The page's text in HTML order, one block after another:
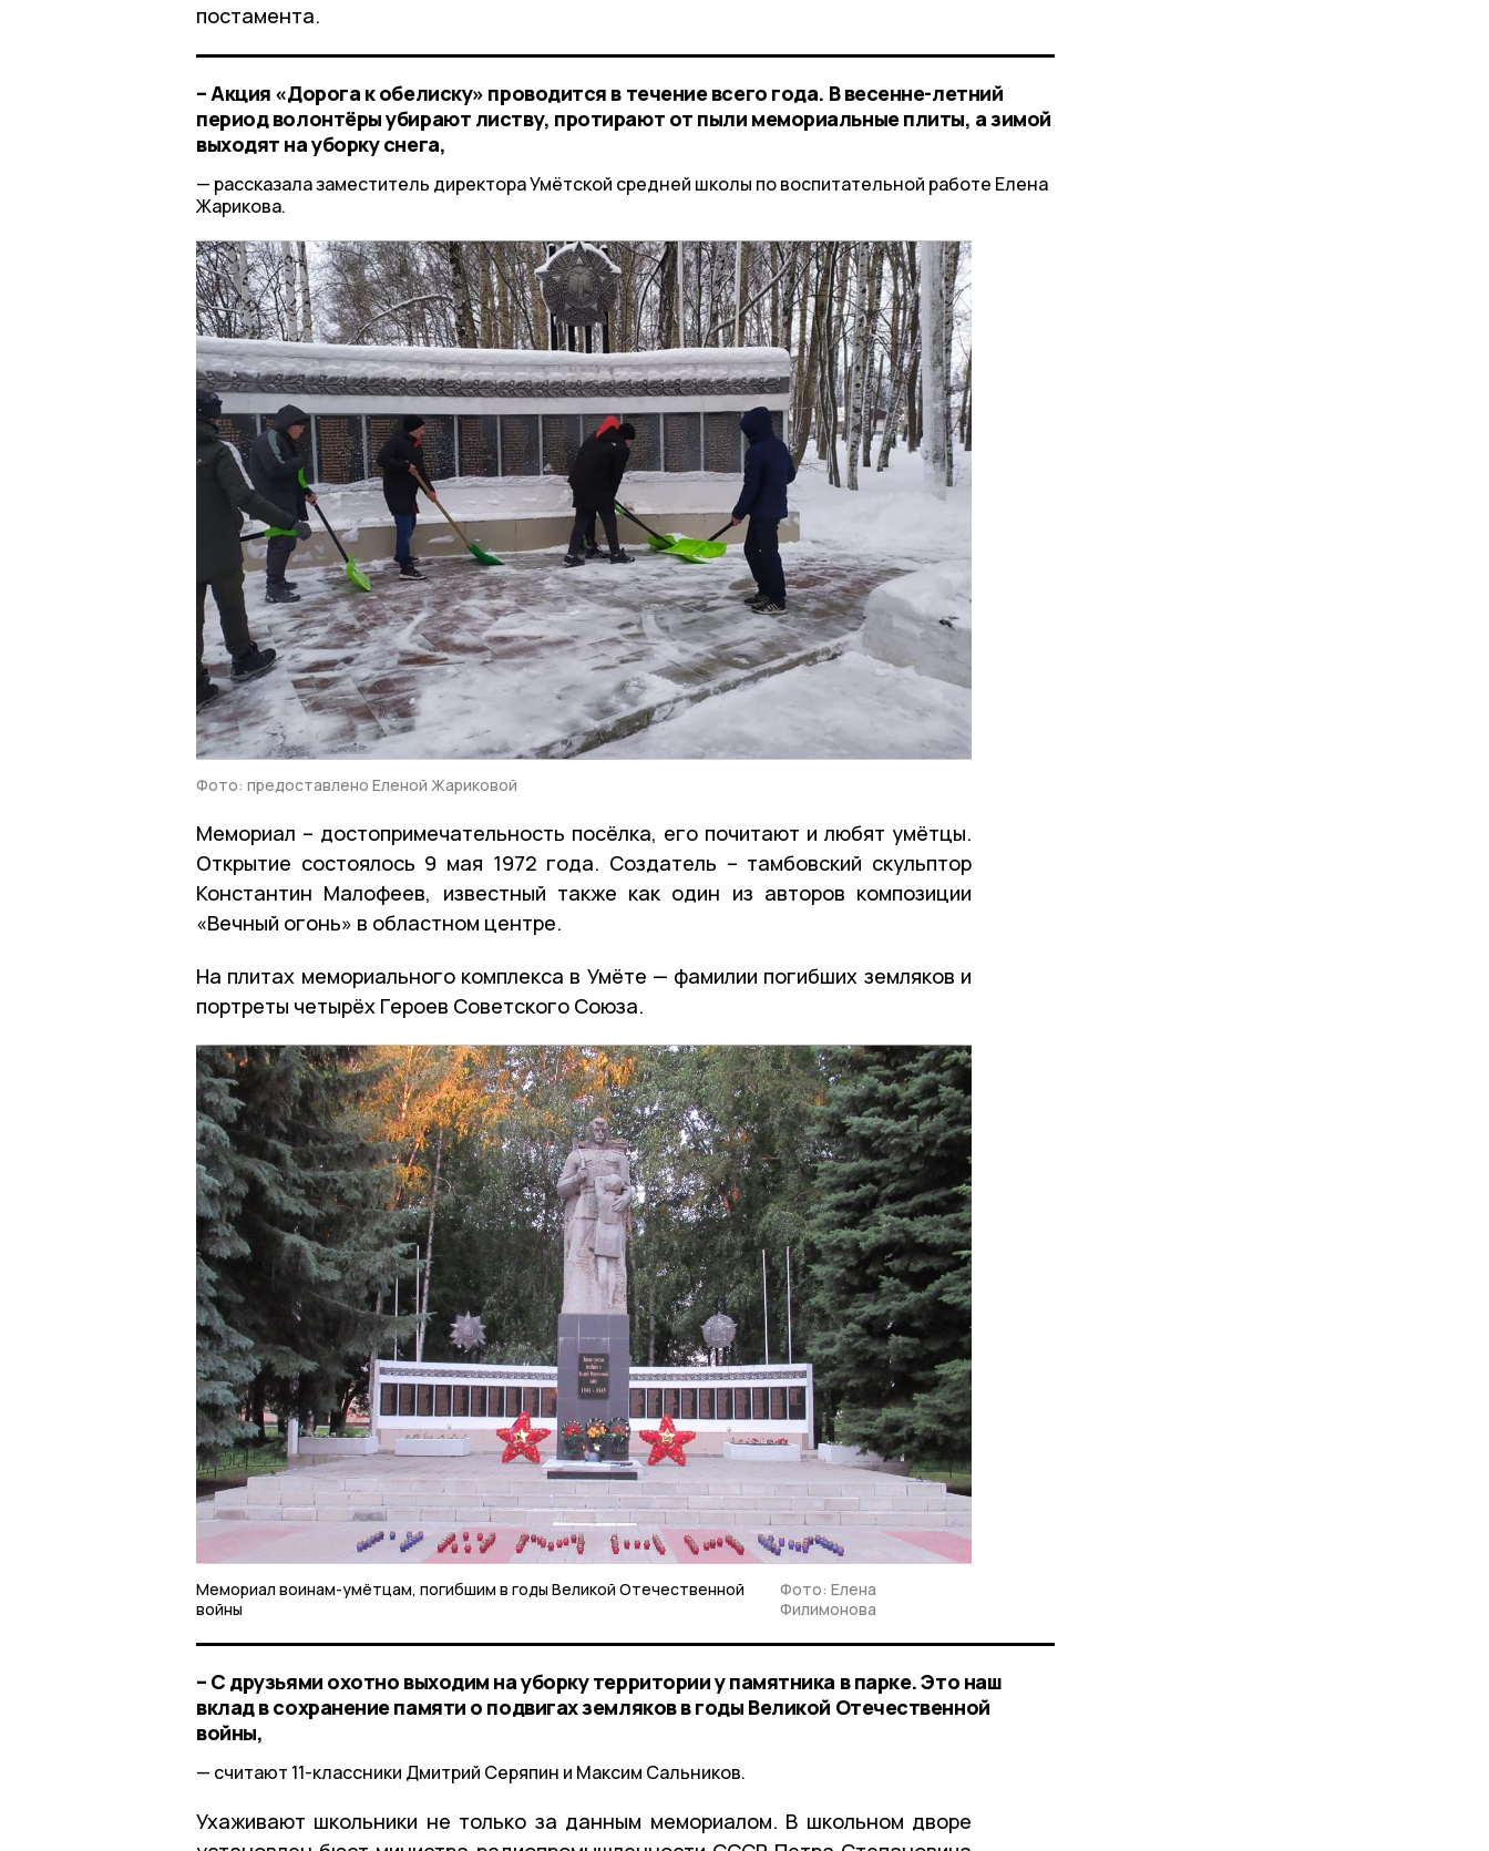
постамента.
– Акция «Дорога к обелиску» проводится в течение всего года. В весенне-летний
период волонтёры убирают листву, протирают от пыли мемориальные плиты, а зимой
выходят на уборку снега,
рассказала заместитель директора Умётской средней школы по воспитательной работе Елена
Жарикова.
Фото: предоставлено Еленой Жариковой
Мемориал – достопримечательность посёлка, его почитают и любят умётцы.
Открытие состоялось 9 мая 1972 года. Создатель – тамбовский скульптор
Константин Малофеев, известный также как один из авторов композиции
«Вечный огонь» в областном центре.
На плитах мемориального комплекса в Умёте — фамилии погибших земляков и
портреты четырёх Героев Советского Союза.
Мемориал воинам-умётцам, погибшим в годы Великой Отечественной
войны
Фото: Елена
Филимонова
– С друзьями охотно выходим на уборку территории у памятника в парке. Это наш
вклад в сохранение памяти о подвигах земляков в годы Великой Отечественной
войны,
считают 11-классники Дмитрий Серяпин и Максим Сальников.
Ухаживают школьники не только за данным мемориалом. В школьном дворе